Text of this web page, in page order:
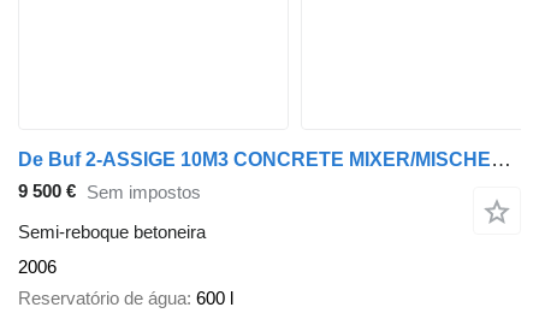
De Buf 2-ASSIGE 10M3 CONCRETE MIXER/MISCHER/MIXER
9 500 € Sem impostos
Semi-reboque betoneira
2006
Reservatório de água 600 l